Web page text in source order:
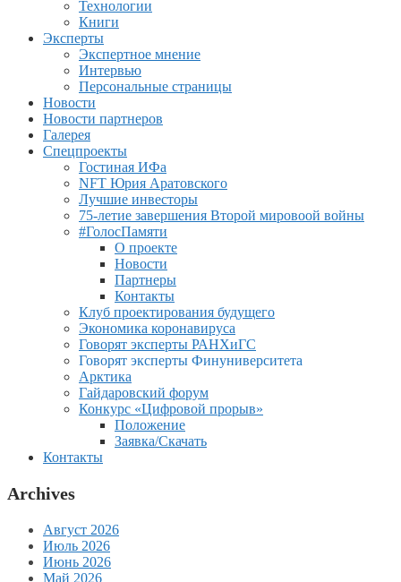
Технологии
Книги
Эксперты
Экспертное мнение
Интервью
Персональные страницы
Новости
Новости партнеров
Галерея
Спецпроекты
Гостиная ИФа
NFT Юрия Аратовского
Лучшие инвесторы
75-летие завершения Второй мировоой войны
#ГолосПамяти
О проекте
Новости
Партнеры
Контакты
Клуб проектирования будущего
Экономика коронавируса
Говорят эксперты РАНХиГС
Говорят эксперты Финуниверситета
Арктика
Гайдаровский форум
Конкурс «Цифровой прорыв»
Положение
Заявка/Скачать
Контакты
Archives
Август 2026
Июль 2026
Июнь 2026
Май 2026